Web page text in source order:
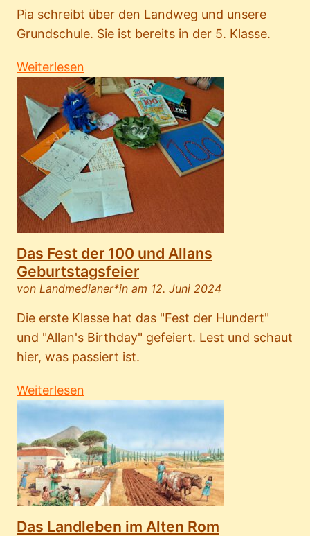
Pia schreibt über den Landweg und unsere
Grundschule. Sie ist bereits in der 5. Klasse.
Weiterlesen
Das Fest der 100 und Allans
Geburtstagsfeier
von Landmedianer*in am 12. Juni 2024
Die erste Klasse hat das "Fest der Hundert"
und "Allan's Birthday" gefeiert. Lest und schaut
hier, was passiert ist.
Weiterlesen
Das Landleben im Alten Rom